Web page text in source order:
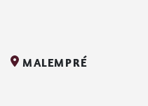
MALEMPRÉ